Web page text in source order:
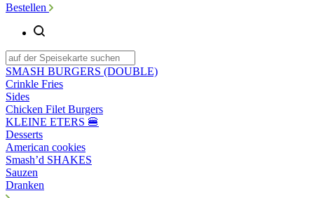
Bestellen
SMASH BURGERS (DOUBLE)
Crinkle Fries
Sides
Chicken Filet Burgers
KLEINE ETERS 🍔
Desserts
American cookies
Smash’d SHAKES
Sauzen
Dranken